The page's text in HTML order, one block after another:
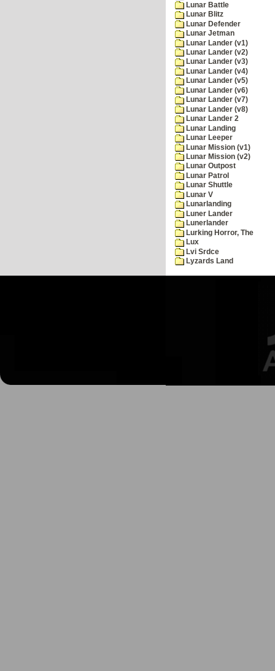
Lunar Battle
Lunar Blitz
Lunar Defender
Lunar Jetman
Lunar Lander (v1)
Lunar Lander (v2)
Lunar Lander (v3)
Lunar Lander (v4)
Lunar Lander (v5)
Lunar Lander (v6)
Lunar Lander (v7)
Lunar Lander (v8)
Lunar Lander 2
Lunar Landing
Lunar Leeper
Lunar Mission (v1)
Lunar Mission (v2)
Lunar Outpost
Lunar Patrol
Lunar Shuttle
Lunar V
Lunarlanding
Luner Lander
Lunerlander
Lurking Horror, The
Lux
Lvi Srdce
Lyzards Land